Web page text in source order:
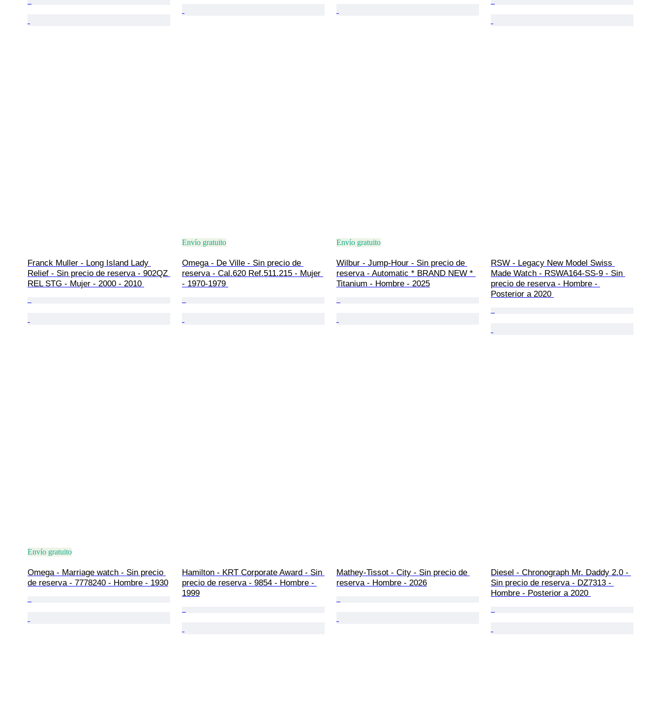
Franck Muller - Long Island Lady
Relief - Sin precio de reserva - 902QZ
REL STG - Mujer - 2000 - 2010
Envío gratuito
Omega - De Ville - Sin precio de
reserva - Cal.620 Ref.511.215 - Mujer
- 1970-1979
Envío gratuito
Wilbur - Jump-Hour - Sin precio de
reserva - Automatic * BRAND NEW *
Titanium - Hombre - 2025
RSW - Legacy New Model Swiss
Made Watch - RSWA164-SS-9 - Sin
precio de reserva - Hombre -
Posterior a 2020
Envío gratuito
Omega - Marriage watch - Sin precio
de reserva - 7778240 - Hombre - 1930
Hamilton - KRT Corporate Award - Sin
precio de reserva - 9854 - Hombre -
1999
Mathey-Tissot - City - Sin precio de
reserva - Hombre - 2026
Diesel - Chronograph Mr. Daddy 2.0 -
Sin precio de reserva - DZ7313 -
Hombre - Posterior a 2020